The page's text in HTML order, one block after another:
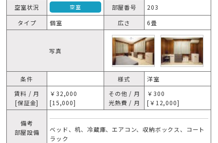
空室状況 空室 部屋番号
203
タイプ
個室 広さ 6畳
写真
条件 様式
洋室
賃料 / 月
[保証金]
￥32,000
[15,000]
その他 / 月
光熱費 / 月
￥300
[￥12,000]
備考
部屋設備
ベッド、机、冷蔵庫、エアコン、収納ボックス、コート
ラック